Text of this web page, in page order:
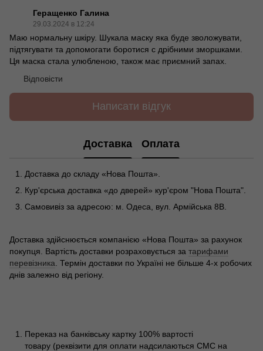
Геращенко Галина
29.03.2024 в 12:24
Маю нормальну шкіру. Шукала маску яка буде зволожувати,
підтягувати та допомогати боротися с дрібними зморшками.
Ця маска стала улюбленою, також має приємний запах.
Відповісти
Написати відгук
Доставка Оплата
Доставка до складу «Нова Пошта».
Кур'єрська доставка «до дверей» кур'єром "Нова Пошта".
Самовивіз за адресою: м. Одеса, вул. Армійська 8В.
Доставка здійснюється компанією «Нова Пошта» за рахунок
покупця. Вартість доставки розраховується за тарифами
перевізника . Термін доставки по Україні не більше 4-х робочих
днів залежно від регіону.
Переказ на банківську картку 100% вартості
товару (реквізити для оплати надсилаються СМС на